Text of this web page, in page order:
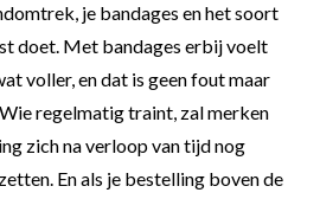
je bandages en het soort
doet. Met bandages erbij voelt
voller, en dat is geen fout maar
regelmatig traint, zal merken
zich na verloop van tijd nog
En als je bestelling boven de